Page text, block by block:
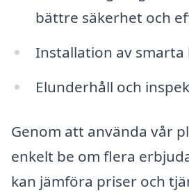
bättre säkerhet och
Installation av
Elunderhåll och
Genom att använda vår
enkelt be om flera
kan jämföra priser och